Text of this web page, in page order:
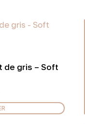
de gris – Soft